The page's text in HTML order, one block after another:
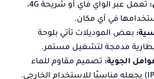
تعمل عبر الواي فاي أو شريحة 4G،
في أي مكان.
بعض الموديلات تأتي بلوحة
مدمجة لتشغيل مستمر.
الجوية: تصميم مقاوم للماء